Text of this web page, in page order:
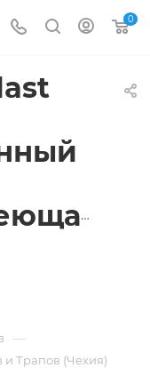
0
—
и Трапов (Чехия)